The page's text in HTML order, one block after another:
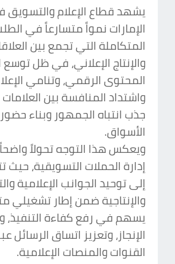
يشهد قطاع الإعلام والتسويق
الإمارات نمواً متسارعاً في
المتكاملة التي تجمع بين
والإنتاج الإعلاني، في ظل
المحتوى الرقمي، وتنامي
واشتداد المنافسة بين
جذب انتباه الجمهور وبناء
الأسواق.
ويعكس هذا التوجه تحولاً
إدارة الحملات التسويقية، حيث
إلى توحيد الجوانب الإعلامية
والإنتاجية ضمن إطار تشغيلي
يسهم في رفع كفاءة التنفيذ،
الإنجاز، وتعزيز اتساق الرسائل
القنوات والمنصات الإعلامية.